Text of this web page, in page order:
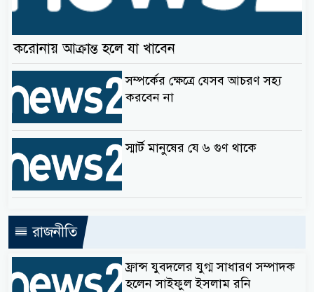
করোনায় আক্রান্ত হলে যা খাবেন
সম্পর্কের ক্ষেত্রে যেসব আচরণ সহ্য
করবেন না
স্মার্ট মানুষের যে ৬ গুণ থাকে
রাজনীতি
ফ্রান্স যুবদলের যুগ্ম সাধারণ সম্পাদক
হলেন সাইফুল ইসলাম রনি